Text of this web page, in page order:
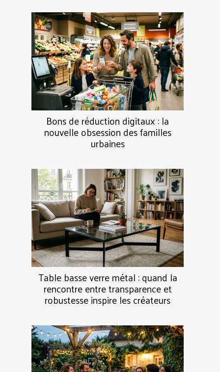
Bons de réduction digitaux : la
nouvelle obsession des familles
urbaines
Table basse verre métal : quand la
rencontre entre transparence et
robustesse inspire les créateurs